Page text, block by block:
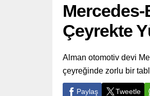
Mercedes-
Çeyrekte
Alman otomotiv devi
çeyreğinde zorlu bir
Paylaş Tweetle